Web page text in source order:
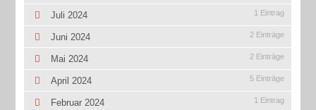
Juli 2024 1 Eintrag
Juni 2024 2 Einträge
Mai 2024 2 Einträge
April 2024 5 Einträge
Februar 2024 1 Eintrag